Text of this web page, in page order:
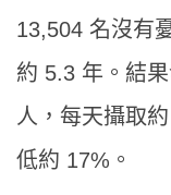
13,504 名沒有
約 5.3 年。結
人，每天攝取
低約 17%。